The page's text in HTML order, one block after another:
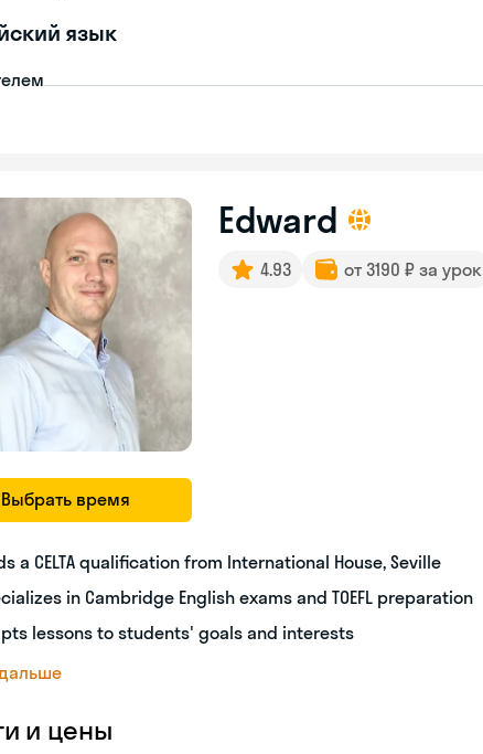
язык
Выбрать время
Edward
4.93 от 3190 ₽ за урок
a CELTA qualification from International House, Seville
in Cambridge English exams and TOEFL preparation
lessons to students' goals and interests
и цены